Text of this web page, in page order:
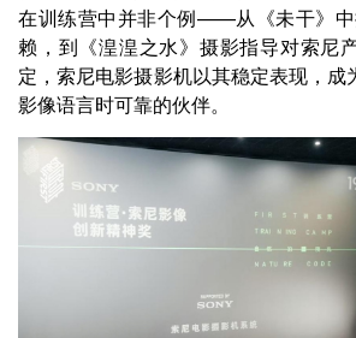
在训练营中并非个例——从《未干》
赖，到《湟湟之水》摄影指导对索尼
定，索尼电影摄影机以其稳定表现，成
影像语言时可靠的伙伴。